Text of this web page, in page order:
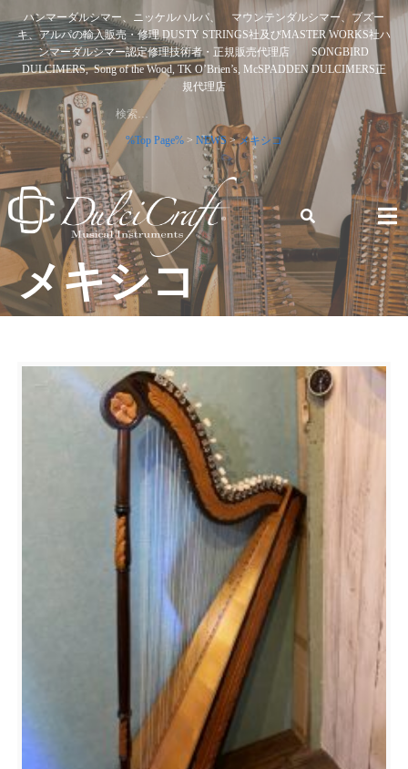
to
content
ハンマーダルシマー、ニッケルハルパ、 マウンテンダルシマー、ブズー
キ、アルパの輸入販売・修理 DUSTY STRINGS社及びMASTER WORKS社ハ
ンマーダルシマー認定修理技術者・正規販売代理店 SONGBIRD
DULCIMERS, Song of the Wood, TK O’Brien’s, McSPADDEN DULCIMERS正
規代理店
索:
%Top Page%> NEWS>メキシコ
ハンマーダルシマー、ニッケルハルパ、 マウンテンダルシ
マー、ブズーキ、アルパの輸入販売・修理 DUSTY STRINGS
社及びMASTER WORKS社ハンマーダルシマー認定修理技術
代理店
メキシコ